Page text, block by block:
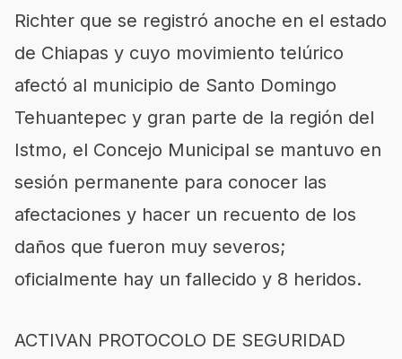
Richter que se registró anoche en el estado
de Chiapas y cuyo movimiento telúrico
afectó al municipio de Santo Domingo
Tehuantepec y gran parte de la región del
Istmo, el Concejo Municipal se mantuvo en
sesión permanente para conocer las
afectaciones y hacer un recuento de los
daños que fueron muy severos;
oficialmente hay un fallecido y 8 heridos.
ACTIVAN PROTOCOLO DE SEGURIDAD